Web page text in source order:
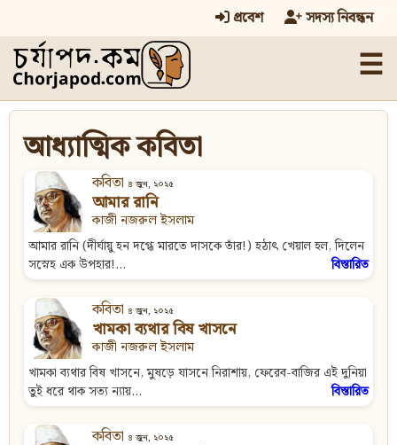
প্রবেশ সদস্য নিবন্ধন
☰
আধ্যাত্মিক কবিতা
কবিতা ৪ জুন, ২০২৫
আমার রানি
কাজী নজরুল ইসলাম
আমার রানি (দীর্ঘায়ু হন দগ্ধে মারতে দাসকে তাঁর!) হঠাৎ খেয়াল হল, দিলেন
সস্নেহ এক উপহার!...
বিস্তারিত
কবিতা ৪ জুন, ২০২৫
খামকা ব্যথার বিষ খাসনে
কাজী নজরুল ইসলাম
খামকা ব্যথার বিষ খাসনে, মুষড়ে যাসনে নিরাশায়, ফেরেব-বাজির এই দুনিয়া
তুই ধরে থাক সত্য ন্যায়...
বিস্তারিত
কবিতা ৪ জুন, ২০২৫